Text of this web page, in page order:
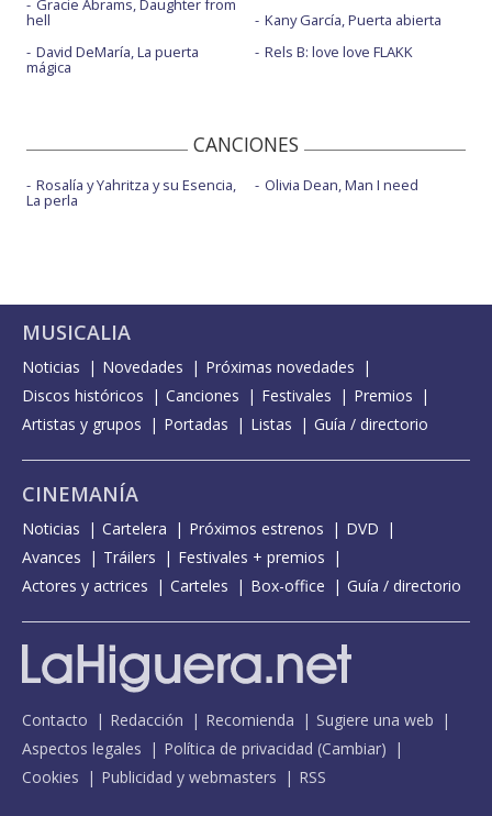
Gracie Abrams, Daughter from
hell
David DeMaría, La puerta
mágica
Kany García, Puerta abierta
Rels B: love love FLAKK
CANCIONES
Rosalía y Yahritza y su Esencia,
La perla
Olivia Dean, Man I need
MUSICALIA
Noticias Novedades
Próximas novedades
Discos históricos
Canciones Festivales
Premios
Artistas y grupos
Portadas Listas Guía / directorio
CINEMANÍA
Noticias Cartelera Próximos estrenos
DVD
Avances
Tráilers
Festivales + premios
Actores y actrices
Carteles Box-office Guía / directorio
Contacto Redacción Recomienda
Sugiere una web
Aspectos legales
Política de privacidad (Cambiar)
Cookies
Publicidad y webmasters RSS